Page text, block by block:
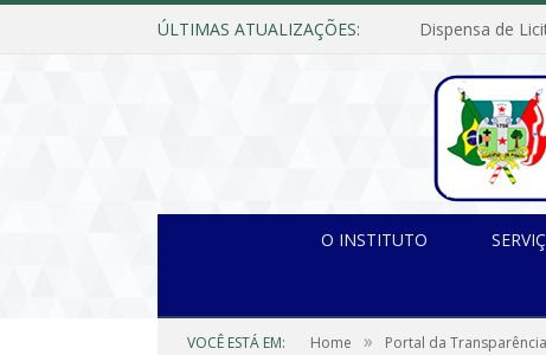
ÚLTIMAS ATUALIZAÇÕES:
O INSTITUTO
VOCÊ ESTÁ EM: Home » Portal da Transparência